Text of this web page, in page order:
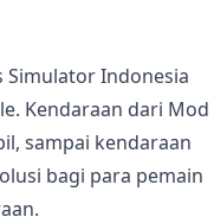
Simulator Indonesia
Kendaraan dari Mod
sampai kendaraan
bagi para pemain